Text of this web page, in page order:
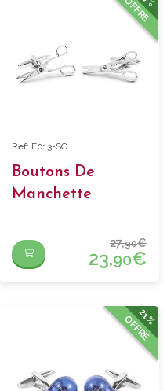
OFFRE
Ref: F013-SC
Boutons De
Manchette
27,90€
23,90€
21%
OFFRE